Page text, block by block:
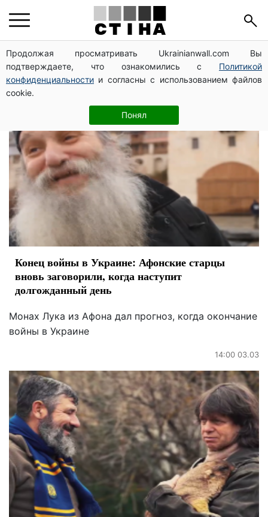
Продолжая просматривать Ukrainianwall.com Вы
подтверждаете, что ознакомились с Политикой
конфиденциальности и согласны с использованием файлов
cookie.
Понял
предсказание
Конец войны в Украине: Афонские старцы
вновь заговорили, когда наступит
долгожданный день
Монах Лука из Афона дал прогноз, когда окончание
войны в Украине
14:00 03.03